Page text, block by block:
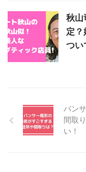
秋山
定？
つい
パン
間取
い！